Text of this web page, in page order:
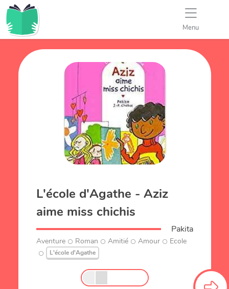
Menu
L'école d'Agathe - Aziz
aime miss chichis
Pakita
Aventure Roman Amitié Amour Ecole
L'école d'Agathe